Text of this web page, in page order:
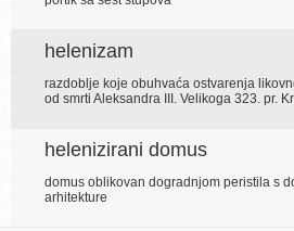
helenizam
razdoblje koje obuhvaća ostvarenja
od smrti Aleksandra III. Velikoga 323. pr.
helenizirani domus
domus oblikovan dogradnjom peristila s
arhitekture